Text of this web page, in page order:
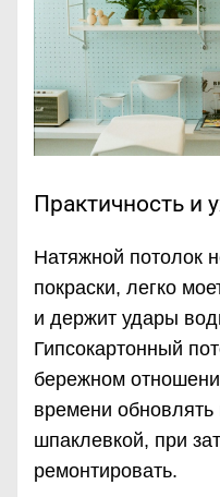
Практичность и
Натяжной потолок
покраски, легко
и держит удары
Гипсокартонный
бережном
времени обновлять
шпаклевкой, при
ремонтировать.